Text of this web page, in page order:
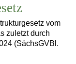
vom
zuletzt durch
(SächsGVBl.